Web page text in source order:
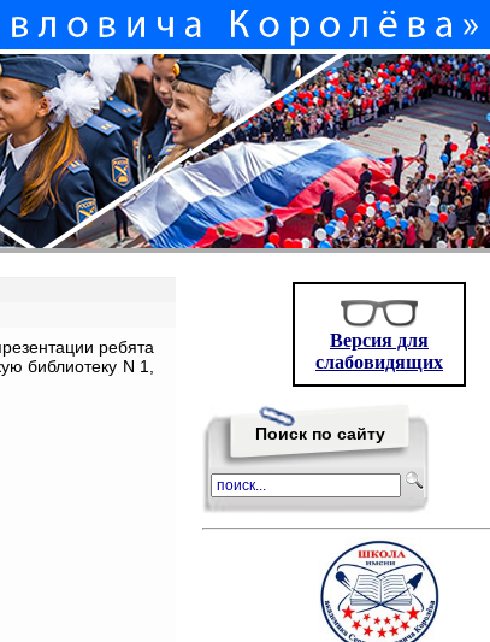
ребята
библиотеку N 1,
Версия для
слабовидящих
Поиск по сайту